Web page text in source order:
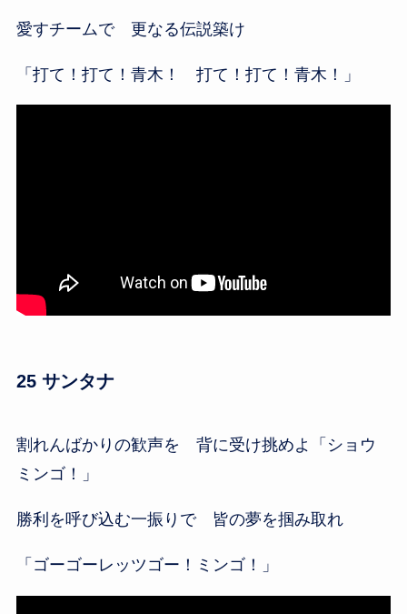
愛すチームで 更なる伝説築け
「打て！打て！青木！ 打て！打て！青木！」
25 サンタナ
割れんばかりの歓声を 背に受け挑めよ「ショウ
ミンゴ！」
勝利を呼び込む一振りで 皆の夢を掴み取れ
「ゴーゴーレッツゴー！ミンゴ！」